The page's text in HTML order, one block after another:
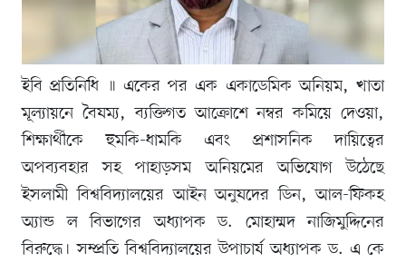
ইবি প্রতিনিধি ॥ একের পর এক একাডেমিক অনিয়ম, খাতা
মূল্যায়নে বৈষম্য, ব্যক্তিগত আক্রোশে নম্বর কমিয়ে দেওয়া,
শিক্ষার্থীকে হুমকি-ধামকি এবং প্রশাসনিক দায়িত্বের
অপব্যবহার সহ পাহাড়সম অনিয়মের অভিযোগ উঠেছে
ইসলামী বিশ্ববিদ্যালয়ের আইন অনুষদের ডিন, আল-ফিকহ
অ্যান্ড ল বিভাগের অধ্যাপক ড. মোহাম্মদ নাজিমুদ্দিনের
বিরুদ্ধে। সম্প্রতি বিশ্ববিদ্যালয়ের উপাচার্য অধ্যাপক ড. এ কে